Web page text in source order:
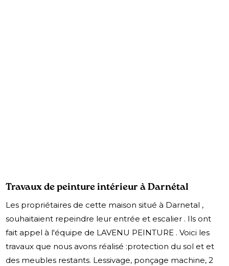
Travaux de peinture intérieur à Darnétal
Les propriétaires de cette maison situé à Darnetal ,
souhaitaient repeindre leur entrée et escalier . Ils ont
fait appel à l'équipe de LAVENU PEINTURE . Voici les
travaux que nous avons réalisé :protection du sol et et
des meubles restants. Lessivage, ponçage machine, 2